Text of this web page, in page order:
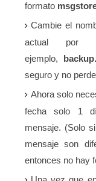
formato
Cambie el
actual por
ejemplo,
seguro y no
Ahora solo
fecha solo 1
mensaje. (Solo
mensaje son
entonces no hay